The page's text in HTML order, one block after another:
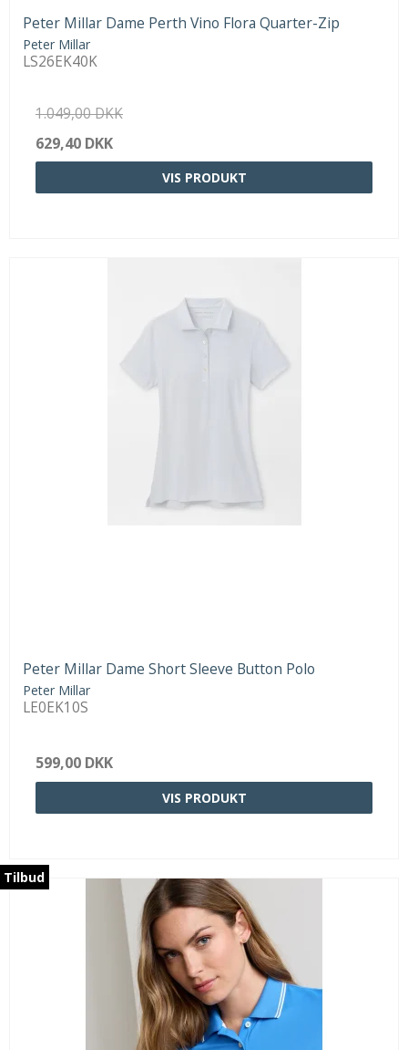
Peter Millar Dame Perth Vino Flora Quarter-Zip
Peter Millar
LS26EK40K
1.049,00 DKK
629,40 DKK
VIS PRODUKT
Peter Millar Dame Short Sleeve Button Polo
Peter Millar
LE0EK10S
599,00 DKK
VIS PRODUKT
Tilbud